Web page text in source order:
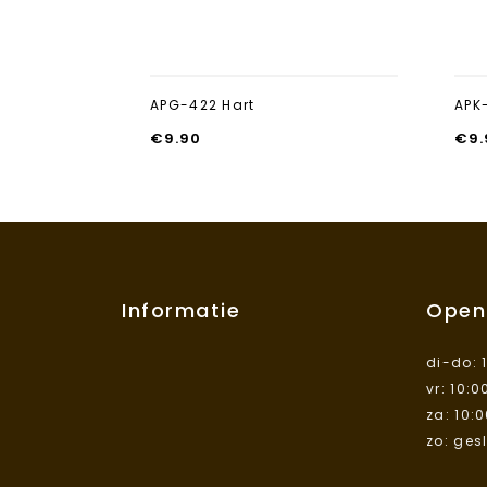
APG-422 Hart
€9.90 €
Informatie
di-do:
vr:
za:
zo: